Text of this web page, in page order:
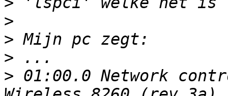
>
>
>
> 01:00.0 Network